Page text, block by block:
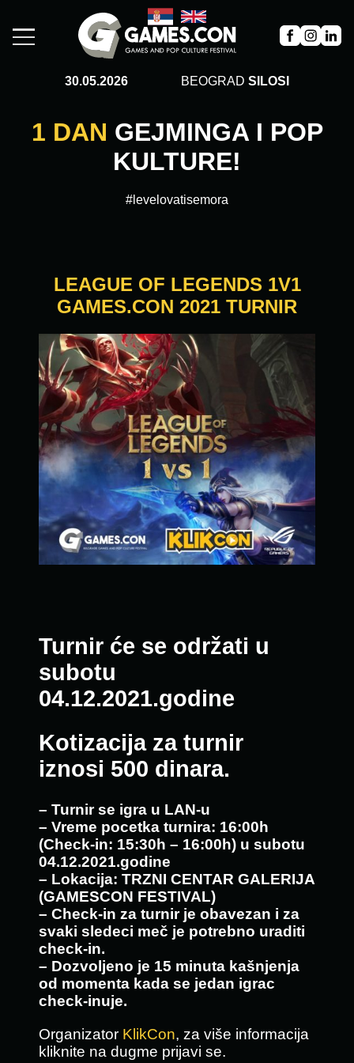
30.05.2026 BEOGRAD SILOSI
1 DAN GEJMINGA I POP
KULTURE!
#levelovatisemora
LEAGUE OF LEGENDS 1V1
GAMES.CON 2021 TURNIR
Turnir će se održati u
subotu
04.12.2021.godine
Kotizacija za turnir
iznosi 500 dinara.
– Turnir se igra u LAN-u
– Vreme pocetka turnira: 16:00h
(Check-in: 15:30h – 16:00h) u subotu
04.12.2021.godine
– Lokacija: TRZNI CENTAR GALERIJA
(GAMESCON FESTIVAL)
– Check-in za turnir je obavezan i za
svaki sledeci meč je potrebno uraditi
check-in.
– Dozvoljeno je 15 minuta kašnjenja
od momenta kada se jedan igrac
check-inuje.
Organizator KlikCon, za više informacija
kliknite na dugme prijavi se.